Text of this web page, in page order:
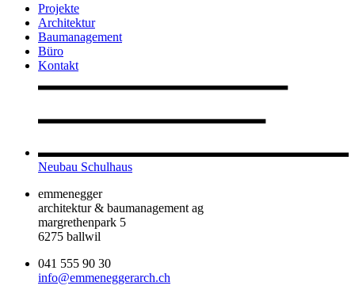
Projekte
Architektur
Baumanagement
Büro
Kontakt
Neubau Schulhaus
emmenegger
architektur & baumanagement ag
margrethenpark 5
6275 ballwil
041 555 90 30
info@emmeneggerarch.ch